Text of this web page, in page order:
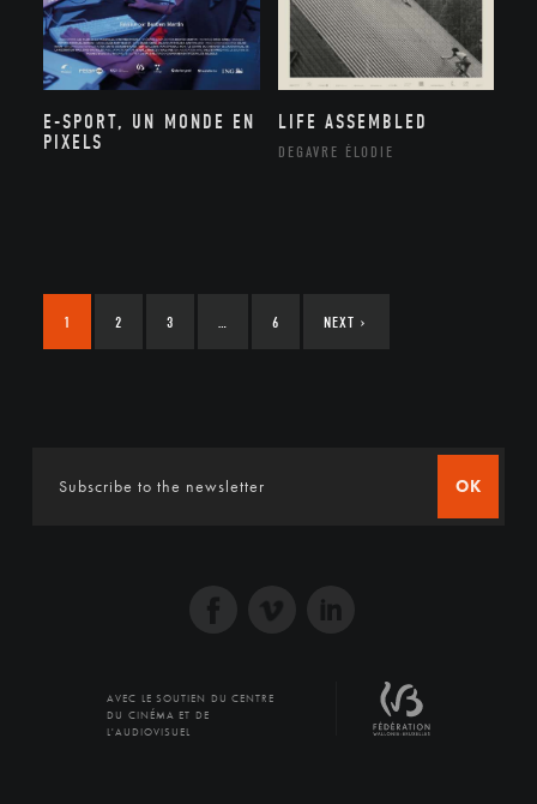
E-SPORT, UN MONDE EN
PIXELS
LIFE ASSEMBLED
DEGAVRE ÉLODIE
1 2 3 6 NEXT ›
OK
AVEC LE SOUTIEN DU CENTRE
DU CINÉMA ET DE
L'AUDIOVISUEL